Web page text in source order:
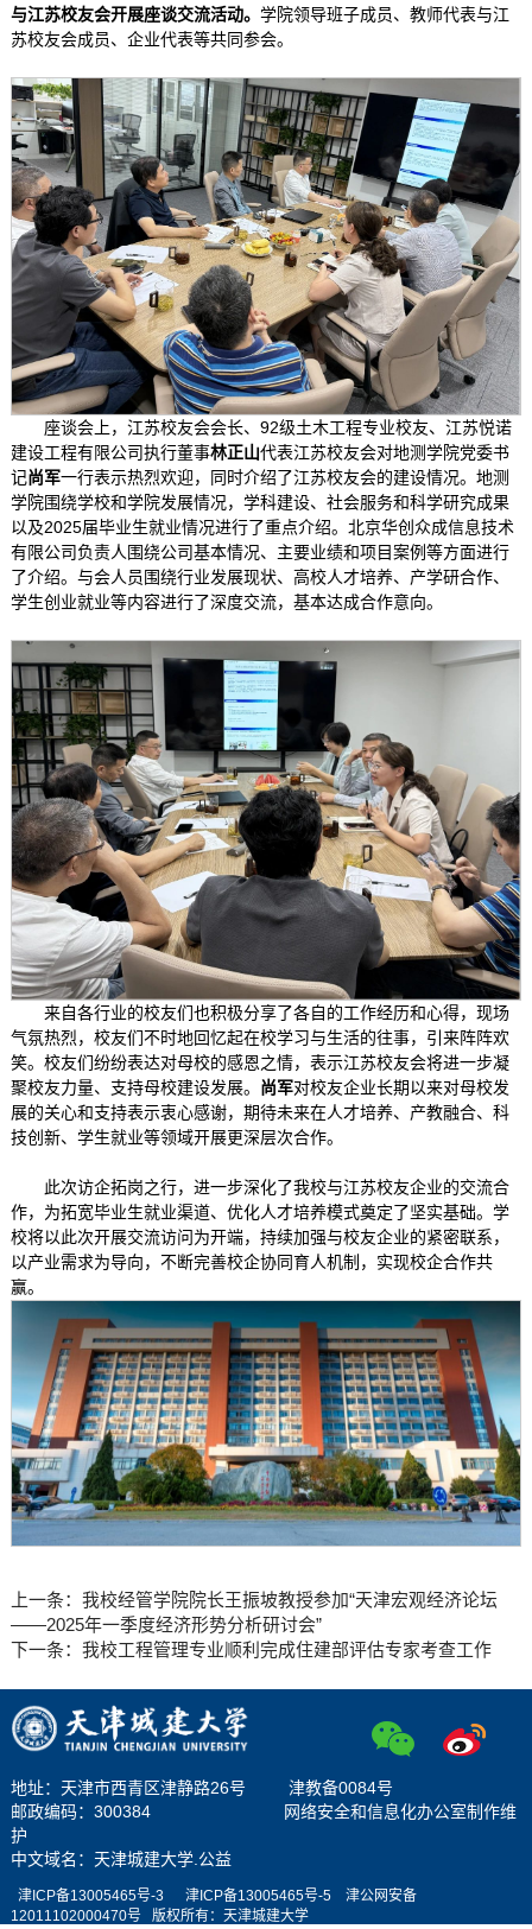
与江苏校友会开展座谈交流活动。 学院领导班子成员、教师代表与江
苏校友会成员、企业代表等共同参会。
座谈会上，江苏校友会会长、92级土木工程专业校友、江苏悦诺
建设工程有限公司执行董事林正山代表江苏校友会对地测学院党委书
记尚军一行表示热烈欢迎，同时介绍了江苏校友会的建设情况。地测
学院围绕学校和学院发展情况，学科建设、社会服务和科学研究成果
以及2025届毕业生就业情况进行了重点介绍。北京华创众成信息技术
有限公司负责人围绕公司基本情况、主要业绩和项目案例等方面进行
了介绍。与会人员围绕行业发展现状、高校人才培养、产学研合作、
学生创业就业等内容进行了深度交流，基本达成合作意向。
来自各行业的校友们也积极分享了各自的工作经历和心得，现场
气氛热烈，校友们不时地回忆起在校学习与生活的往事，引来阵阵欢
笑。校友们纷纷表达对母校的感恩之情，表示江苏校友会将进一步凝
聚校友力量、支持母校建设发展。 尚军对校友企业长期以来对母校发
展的关心和支持表示衷心感谢，期待未来在人才培养、产教融合、科
技创新、学生就业等领域开展更深层次合作。
此次访企拓岗之行，进一步深化了我校与江苏校友企业的交流合
作，为拓宽毕业生就业渠道、优化人才培养模式奠定了坚实基础。学
校将以此次开展交流访问为开端，持续加强与校友企业的紧密联系，
以产业需求为导向，不断完善校企协同育人机制，实现校企合作共
赢。
上一条： 我校经管学院院长王振坡教授参加“天津宏观经济论坛
——2025年一季度经济形势分析研讨会”
下一条： 我校工程管理专业顺利完成住建部评估专家考查工作
地址：天津市西青区津静路26号 津教备0084号
邮政编码：300384 网络安全和信息化办公室制作维
护
中文域名：天津城建大学.公益
津ICP备13005465号-3 津ICP备13005465号-5
津公网安备
12011102000470号
版权所有：天津城建大学